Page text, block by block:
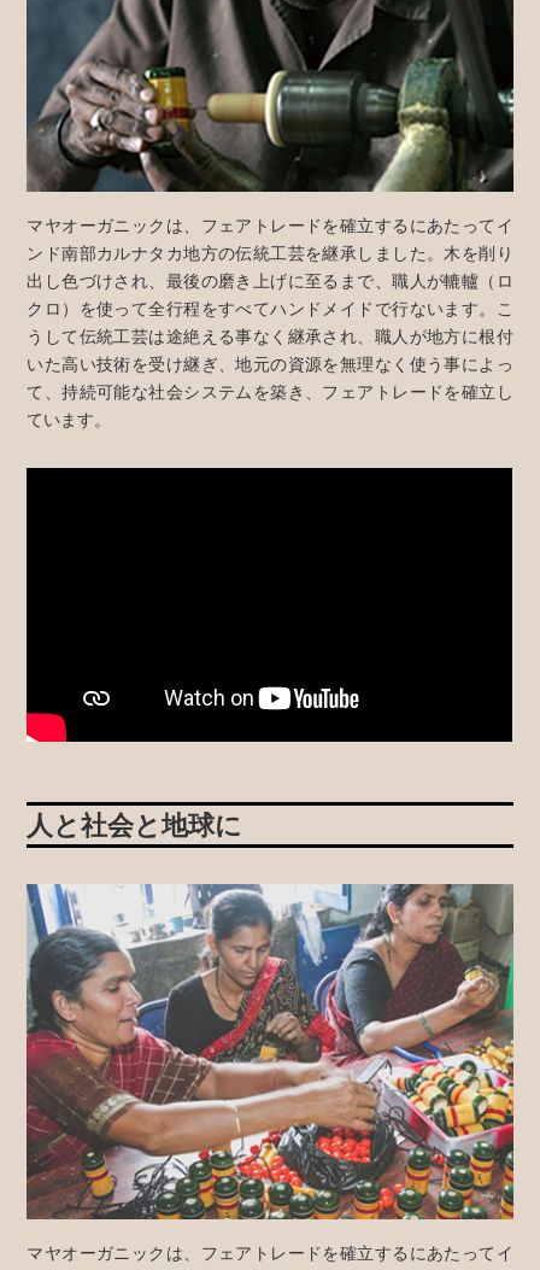
マヤオーガニックは、フェアトレードを確立するにあたってイ
ンド南部カルナタカ地方の伝統工芸を継承しました。木を削り
出し色づけされ、最後の磨き上げに至るまで、職人が轆轤（ロ
クロ）を使って全行程をすべてハンドメイドで行ないます。こ
うして伝統工芸は途絶える事なく継承され、職人が地方に根付
いた高い技術を受け継ぎ、地元の資源を無理なく使う事によっ
て、持続可能な社会システムを築き、フェアトレードを確立し
ています。
人と社会と地球に
マヤオーガニックは、フェアトレードを確立するにあたってイ